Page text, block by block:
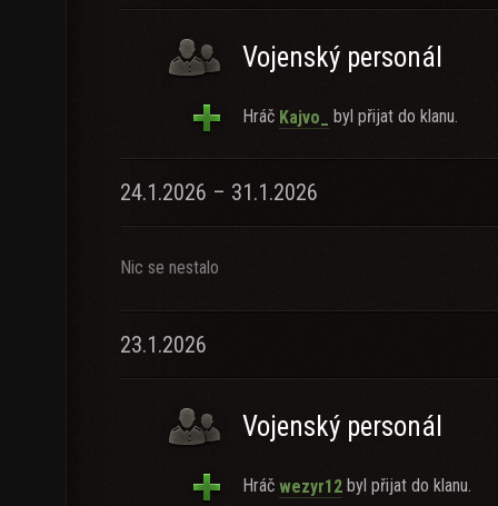
Vojenský personál
Hráč Kajvo_ byl přijat do klanu.
24.1.2026 – 31.1.2026
Nic se nestalo
23.1.2026
Vojenský personál
Hráč wezyr12 byl přijat do klanu.